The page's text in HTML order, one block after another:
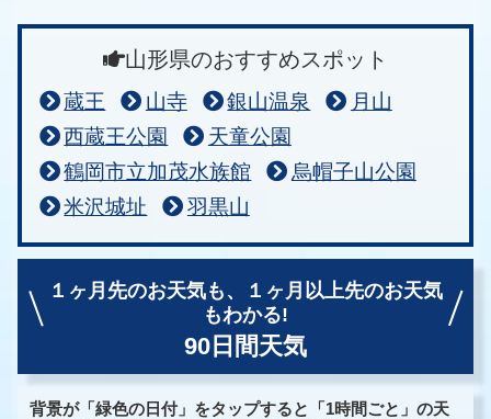
山形県のおすすめスポット
蔵王 山寺 銀山温泉
月山
西蔵王公園
天童公園
鶴岡市立加茂水族館
烏帽子山公園
米沢城址
羽黒山
１ヶ月先のお天気も、
１ヶ月以上先のお天気
もわかる!
90日間天気
背景が「緑色の日付」をタップすると「1時間ごと」の天